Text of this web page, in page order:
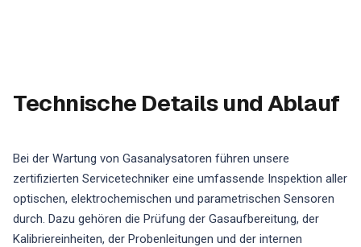
Technische Details und Ablauf
Bei der Wartung von Gasanalysatoren führen unsere
zertifizierten Servicetechniker eine umfassende Inspektion aller
optischen, elektrochemischen und parametrischen Sensoren
durch. Dazu gehören die Prüfung der Gasaufbereitung, der
Kalibriereinheiten, der Probenleitungen und der internen